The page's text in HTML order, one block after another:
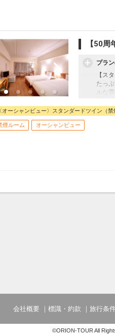
・系
・3
【50
プラ
【ス
たっ
ルな
☆宿
・系
〈オーシャンビュー〉スタンダードツイン（禁
煙ルーム オーシャンビュー
会社概要 標識・約款 旅行条
©ORION-TOUR All